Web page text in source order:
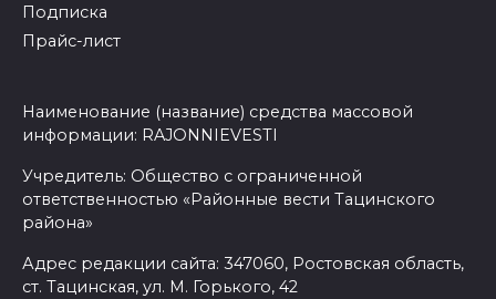
Подписка
Прайс-лист
Наименование (название) средства массовой
информации: RAJONNIEVESTI
Учредитель: Общество с ограниченной
ответственностью «Районные вести Тацинского
района»
Адрес редакции сайта: 347060, Ростовская область,
ст. Тацинская, ул. М. Горького, 42